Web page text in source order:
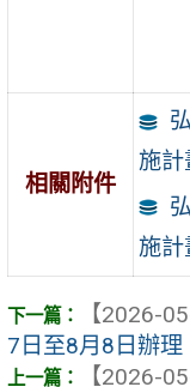
相關附件
施計
施計
【2026-
7日至8月8日辦理
【2026-